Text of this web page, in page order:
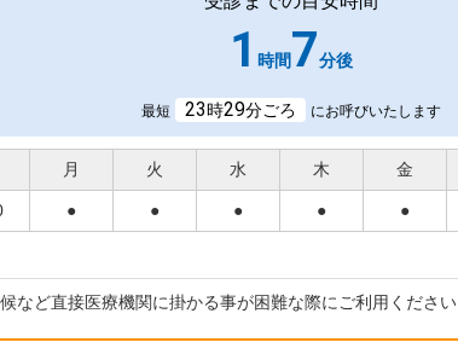
1 時間7分後
最短 23時29分ごろ にお呼びいたします
月 火 水 木 金
● ● ● ● ●
など直接医療機関に掛かる事が困難な際にご利用ください